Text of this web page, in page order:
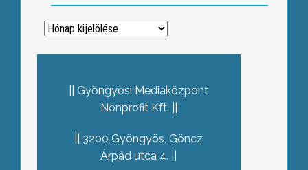
Archívum
Gyöngyösi Médiaközpont
Nonprofit Kft.
3200 Gyöngyös, Göncz
Árpád utca 4.